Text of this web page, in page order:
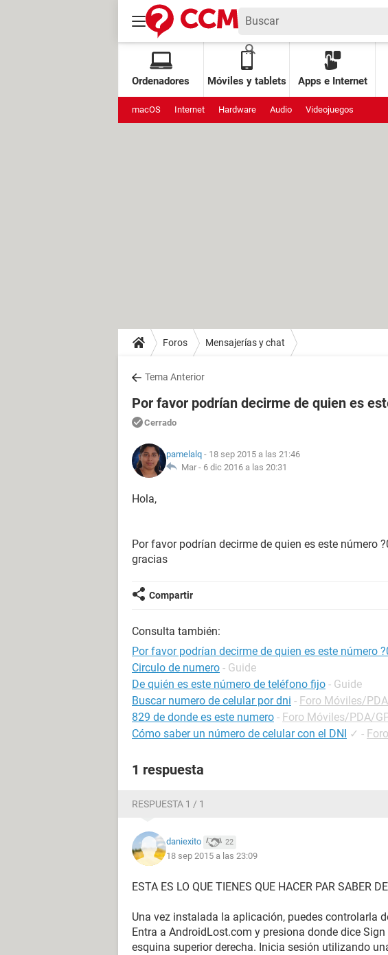
Ordenadores Móviles y tablets Apps e Internet
macOS Internet Hardware Audio Videojuegos
Foros Mensajerías y chat
Tema Anterior
Por favor podrían decirme de quien es
Cerrado
pamelalq - 18 sep 2015 a las 21:46
Mar - 6 dic 2016 a las 20:31
Hola,
Por favor podrían decirme de quien es este número
gracias
Compartir
Consulta también:
Por favor podrían decirme de quien es este número
Circulo de numero - Guide
De quién es este número de teléfono fijo - Guide
Buscar numero de celular por dni - Foro Móviles/
829 de donde es este numero - Foro Móviles/PDA/
Cómo saber un número de celular con el DNI ✓ -
1 respuesta
RESPUESTA 1 / 1
daniexito 22
18 sep 2015 a las 23:09
ESTA ES LO QUE TIENES QUE HACER PAR SABER
Una vez instalada la aplicación, puedes controlarla
Entra a AndroidLost.com y presiona donde dice
esquina superior derecha. Inicia sesión utilizando